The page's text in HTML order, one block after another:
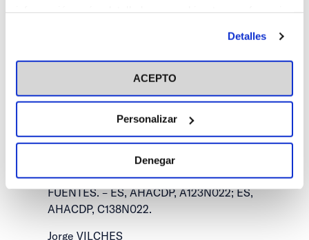
información más detallada y cambiar tus preferencias
en el botón "Personalizar". Para más información puedes
visitar nuestra Política de Cookies
Detalles
ACEPTO
Personalizar
Denegar
Oftalmólogo.
oftalmología. Fue profesor ayudante en la
Facultad de Medicina.
Se inscribió en el centro de Granada de la
ACNdP el 26 de junio de 1943.
FUENTES. – ES, AHACDP, A123N022; ES,
AHACDP, C138N022.
Jorge VILCHES